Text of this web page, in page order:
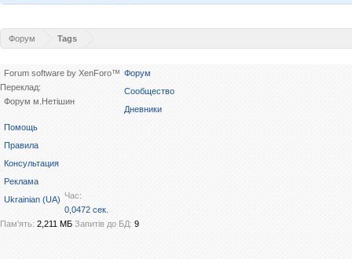
Форум Tags
Forum software by XenForo™
Переклад:
Форум м.Нетішин
Форум
Сообщество
Дневники
Помощь
Правила
Консультация
Реклама
Ukrainian (UA) Час:
0,0472 сек.
Пам'ять: 2,211 МБ Запитів до БД: 9